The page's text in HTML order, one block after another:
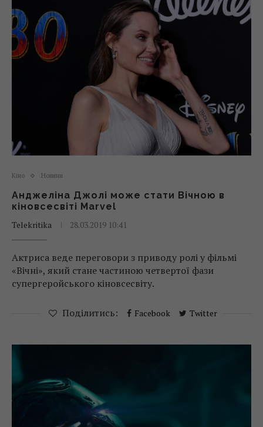
Кіно Новини
Анджеліна Джолі може стати Вічною в
кіновсесвіті Marvel
Telekritika
28.03.2019 10:41
Актриса веде переговори з приводу ролі у фільмі
«Вічні», який стане частиною четвертої фази
супергеройського кіновсесвіту.
Поділитись: Facebook Twitter